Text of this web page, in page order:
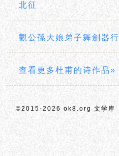
北征
觀公孫大娘弟子舞劍器行
查看更多杜甫的诗作品»
©2015-2026 ok8.org 文学库